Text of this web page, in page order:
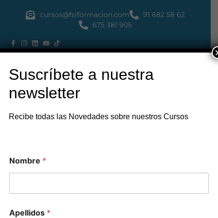
cursos@fsiformacion.com
91 682 58 62
675 381 905
Suscríbete a nuestra
newsletter
Recibe todas las Novedades sobre nuestros Cursos
Nombre *
Apellidos *